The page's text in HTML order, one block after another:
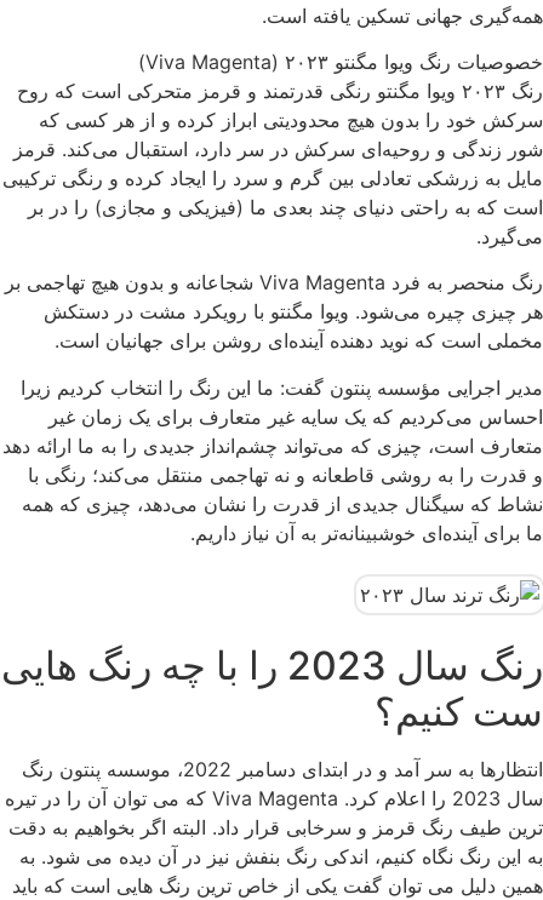
همه‌گیری جهانی تسکین یافته است.
خصوصیات رنگ ویوا مگنتو ۲۰۲۳ (Viva Magenta)
رنگ ۲۰۲۳ ویوا مگنتو رنگی قدرتمند و قرمز متحرکی است که روح
سرکش خود را بدون هیچ محدودیتی ابراز کرده و از هر کسی که
شور زندگی و روحیه‌ای سرکش در سر دارد، استقبال می‌کند. قرمز
مایل به زرشکی تعادلی بین گرم و سرد را ایجاد کرده و رنگی ترکیبی
است که به راحتی دنیای چند بعدی ما (فیزیکی و مجازی) را در بر
می‌گیرد.
رنگ منحصر به فرد Viva Magenta شجاعانه و بدون هیچ تهاجمی بر
هر چیزی چیره می‌شود. ویوا مگنتو با رویکرد مشت در دستکش
مخملی است که نوید دهنده آینده‌ای روشن برای جهانیان است.
مدیر اجرایی مؤسسه پنتون گفت: ما این رنگ را انتخاب کردیم زیرا
احساس می‌کردیم که یک سایه غیر متعارف برای یک زمان غیر
متعارف است، چیزی که می‌تواند چشم‌انداز جدیدی را به ما ارائه دهد
و قدرت را به روشی قاطعانه و نه تهاجمی منتقل می‌کند؛ رنگی با
نشاط که سیگنال جدیدی از قدرت را نشان می‌دهد، چیزی که همه
ما برای آینده‌ای خوشبینانه‌تر به آن نیاز داریم.
رنگ سال 2023 را با چه رنگ هایی
ست کنیم؟
انتظارها به سر آمد و در ابتدای دسامبر 2022، موسسه پنتون رنگ
سال 2023 را اعلام کرد. Viva Magenta که می توان آن را در تیره
ترین طیف رنگ قرمز و سرخابی قرار داد. البته اگر بخواهیم به دقت
به این رنگ نگاه کنیم، اندکی رنگ بنفش نیز در آن دیده می شود. به
همین دلیل می توان گفت یکی از خاص ترین رنگ هایی است که باید